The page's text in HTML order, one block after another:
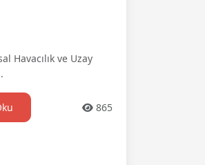
Havacılık ve Uzay
865